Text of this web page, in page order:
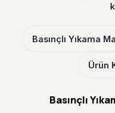
Basınçlı Yıkama
Ürün
Basınçlı